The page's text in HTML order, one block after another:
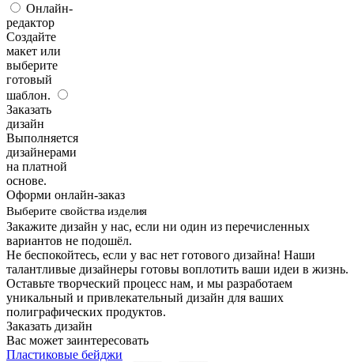
Онлайн-
редактор
Создайте
макет или
выберите
готовый
шаблон.
Заказать
дизайн
Выполняется
дизайнерами
на платной
основе.
Оформи онлайн-заказ
Выберите свойства изделия
Закажите дизайн у нас, если ни один из перечисленных
вариантов не подошёл.
Не беспокойтесь, если у вас нет готового дизайна! Наши
талантливые дизайнеры готовы воплотить ваши идеи в жизнь.
Оставьте творческий процесс нам, и мы разработаем
уникальный и привлекательный дизайн для ваших
полиграфических продуктов.
Заказать дизайн
Вас может заинтересовать
Пластиковые бейджи